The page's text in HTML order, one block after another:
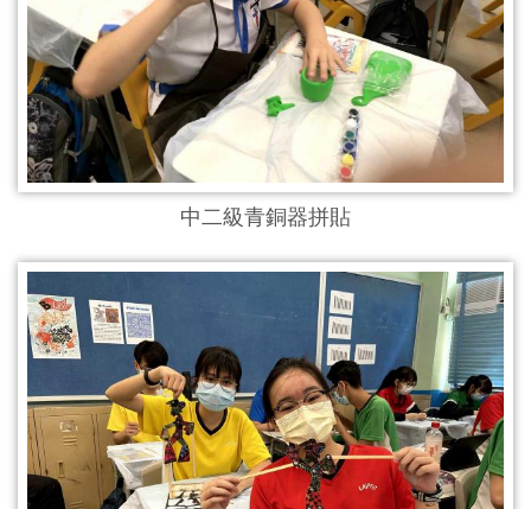
中二級青銅器拼貼